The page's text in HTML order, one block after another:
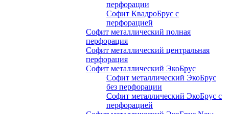
перфорации
Софит КвадроБрус с
перфорацией
Софит металлический полная
перфорация
Софит металлический центральная
перфорация
Софит металлический ЭкоБрус
Софит металлический ЭкоБрус
без перфорации
Софит металлический ЭкоБрус с
перфорацией